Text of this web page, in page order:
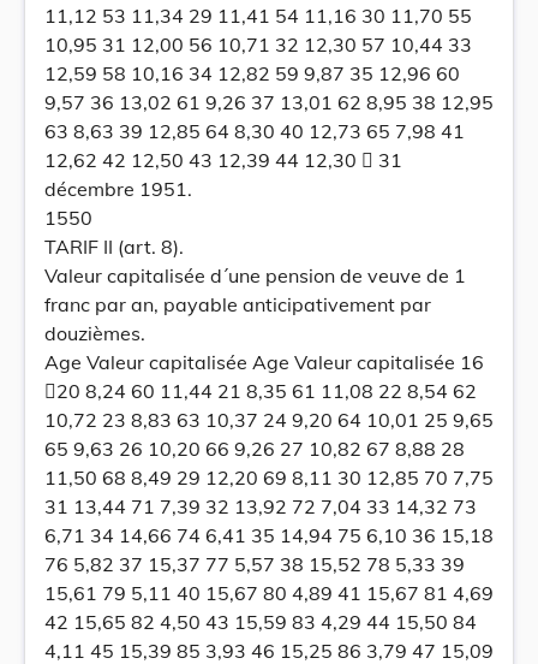
11,12 53 11,34 29 11,41 54 11,16 30 11,70 55
10,95 31 12,00 56 10,71 32 12,30 57 10,44 33
12,59 58 10,16 34 12,82 59 9,87 35 12,96 60
9,57 36 13,02 61 9,26 37 13,01 62 8,95 38 12,95
63 8,63 39 12,85 64 8,30 40 12,73 65 7,98 41
12,62 42 12,50 43 12,39 44 12,30  31
décembre 1951.
1550
TARIF II (art. 8).
Valeur capitalisée d´une pension de veuve de 1
franc par an, payable anticipativement par
douzièmes.
Age Valeur capitalisée Age Valeur capitalisée 16
20 8,24 60 11,44 21 8,35 61 11,08 22 8,54 62
10,72 23 8,83 63 10,37 24 9,20 64 10,01 25 9,65
65 9,63 26 10,20 66 9,26 27 10,82 67 8,88 28
11,50 68 8,49 29 12,20 69 8,11 30 12,85 70 7,75
31 13,44 71 7,39 32 13,92 72 7,04 33 14,32 73
6,71 34 14,66 74 6,41 35 14,94 75 6,10 36 15,18
76 5,82 37 15,37 77 5,57 38 15,52 78 5,33 39
15,61 79 5,11 40 15,67 80 4,89 41 15,67 81 4,69
42 15,65 82 4,50 43 15,59 83 4,29 44 15,50 84
4,11 45 15,39 85 3,93 46 15,25 86 3,79 47 15,09